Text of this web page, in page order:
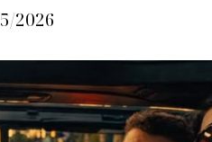
2026